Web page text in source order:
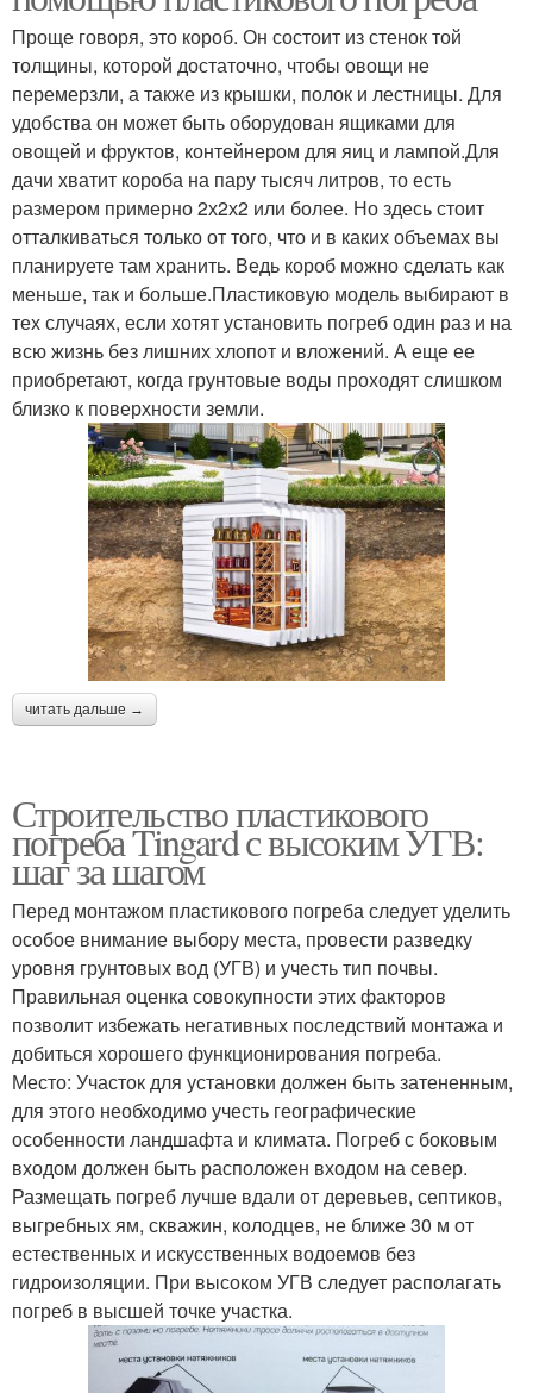
Проще говоря, это короб. Он состоит из стенок той
толщины, которой достаточно, чтобы овощи не
перемерзли, а также из крышки, полок и лестницы. Для
удобства он может быть оборудован ящиками для
овощей и фруктов, контейнером для яиц и лампой.Для
дачи хватит короба на пару тысяч литров, то есть
размером примерно 2х2х2 или более. Но здесь стоит
отталкиваться только от того, что и в каких объемах вы
планируете там хранить. Ведь короб можно сделать как
меньше, так и больше.Пластиковую модель выбирают в
тех случаях, если хотят установить погреб один раз и на
всю жизнь без лишних хлопот и вложений. А еще ее
приобретают, когда грунтовые воды проходят слишком
близко к поверхности земли.
читать дальше →
Строительство пластикового
погреба Tingard с высоким УГВ:
шаг за шагом
Перед монтажом пластикового погреба следует уделить
особое внимание выбору места, провести разведку
уровня грунтовых вод (УГВ) и учесть тип почвы.
Правильная оценка совокупности этих факторов
позволит избежать негативных последствий монтажа и
добиться хорошего функционирования погреба.
Место: Участок для установки должен быть затененным,
для этого необходимо учесть географические
особенности ландшафта и климата. Погреб с боковым
входом должен быть расположен входом на север.
Размещать погреб лучше вдали от деревьев, септиков,
выгребных ям, скважин, колодцев, не ближе 30 м от
естественных и искусственных водоемов без
гидроизоляции. При высоком УГВ следует располагать
погреб в высшей точке участка.